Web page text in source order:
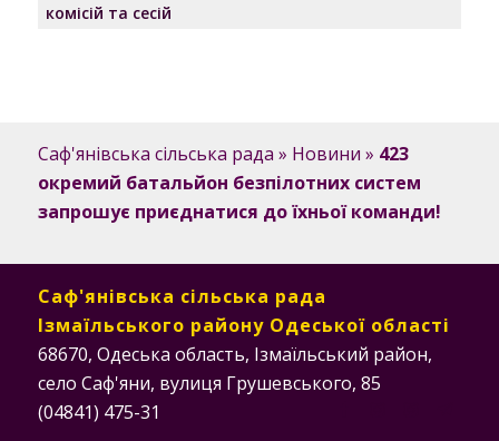
комісій та сесій
Саф'янівська сільська рада » Новини » 423
окремий батальйон безпілотних систем
запрошує приєднатися до їхньої команди!
Саф'янівська сільська рада
Ізмаїльського району Одеської області
68670, Одеська область, Ізмаїльський район,
село Саф'яни, вулиця Грушевського, 85
(04841) 475-31